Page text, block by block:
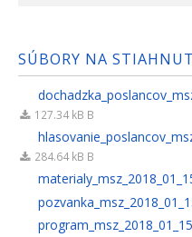
SÚBORY NA
127.34 kB B
284.64 kB B
program_msz_2018_01_15